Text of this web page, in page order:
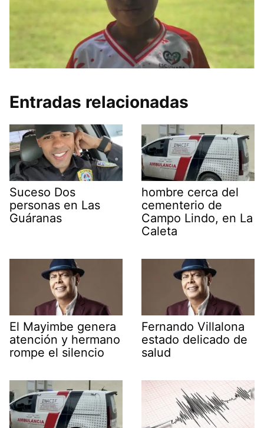
Entradas relacionadas
Suceso Dos
personas en Las
Guáranas
hombre cerca del
cementerio de
Campo Lindo, en La
Caleta
El Mayimbe genera
atención y hermano
rompe el silencio
Fernando Villalona
estado delicado de
salud